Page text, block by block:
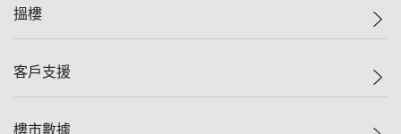
美聯集團
人才招募
搵樓
一手新盤
客戶支援
自助放盤
樓市數據